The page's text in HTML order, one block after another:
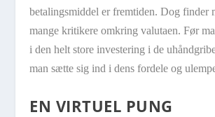
betalingsmiddel er fremtiden. Dog finder
mange kritikere omkring valutaen. Før
i den helt store investering i de
man sætte sig ind i dens fordele og
EN VIRTUEL PUNG